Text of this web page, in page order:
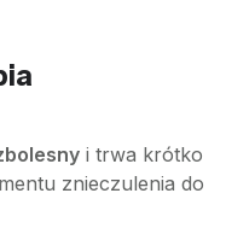
i trwa krótko
znieczulenia do